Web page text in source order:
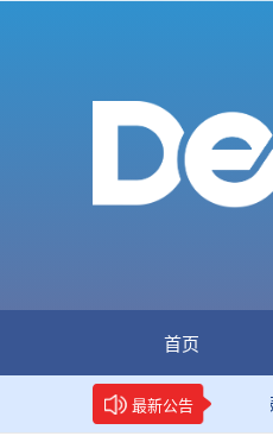
首页
最新公告
新华网权威报道：两项